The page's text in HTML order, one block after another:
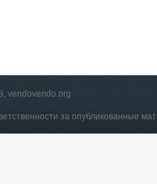
vendovendo.org
за опубликованные